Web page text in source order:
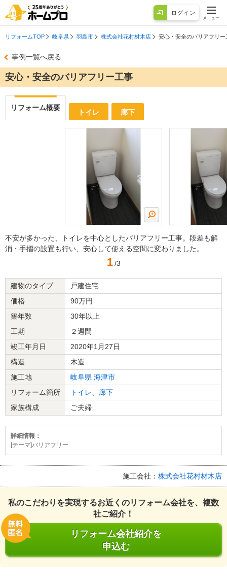
ログイン
メニュー
リフォームTOP 岐阜県 羽島市 株式会社花村材木店 安心・安全のバリアフリー
事例一覧へ戻る
安心・安全のバリアフリー工事
リフォーム概要
トイレ 廊下
不安が多かった、トイレを中心としたバリアフリー工事。段差も解
消・手摺の設置も行い、安心して使える空間に変わりました。
1 /3
建物のタイプ
戸建住宅
価格
90万円
築年数
30年以上
工期
２週間
竣工年月日
2020年1月27日
構造
木造
施工地
岐阜県 海津市
リフォーム箇所
トイレ
廊下
家族構成
ご夫婦
詳細情報：
[テーマ]バリアフリー
施工会社： 株式会社花村材木店
私のこだわりを実現するお近くのリフォーム会社を、複数
社ご紹介！
リフォーム会社紹介を
申込む